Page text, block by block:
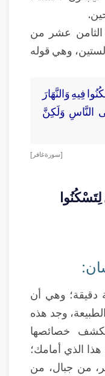
الثامن عشر من
وهي قوله
فِيهِ وَالنَّهَارَ
النَّاسِ وَلَكِنَّ
[ سورة غافر ]
دقيقة؛ وهي أن
وجد هذه
خصائصها
الذي أمامك؛
من جبال، من